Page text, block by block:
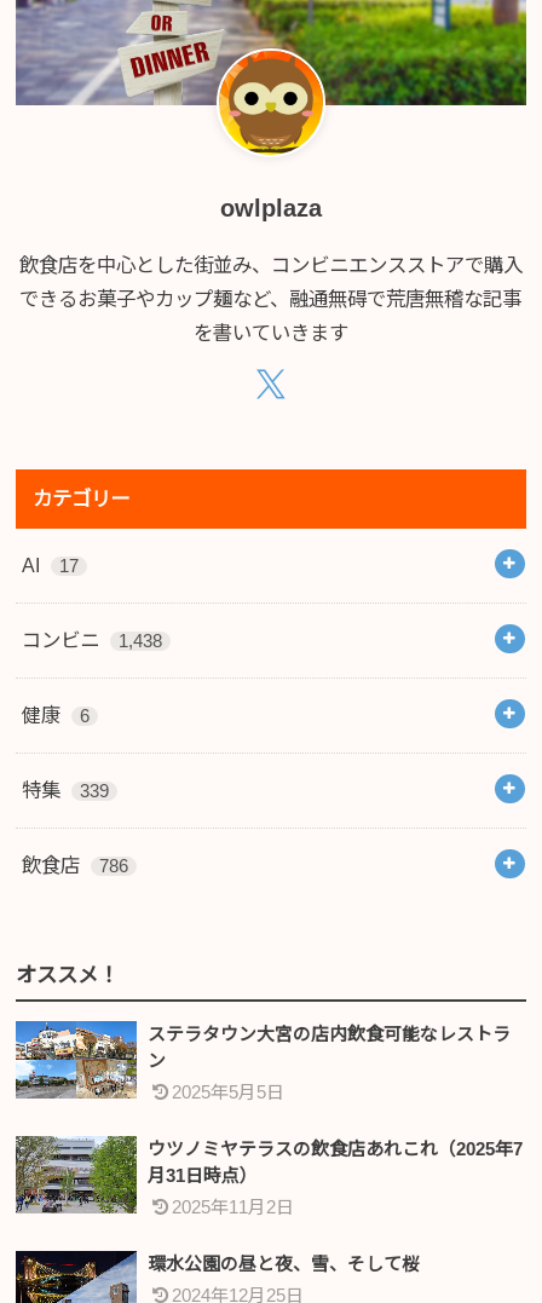
owlplaza
飲食店を中心とした街並み、コンビニエンスストアで購入
できるお菓子やカップ麺など、融通無碍で荒唐無稽な記事
を書いていきます
カテゴリー
AI 17
コンビニ 1,438
健康 6
特集 339
飲食店 786
オススメ！
ステラタウン大宮の店内飲食可能なレストラ
ン
2025年5月5日
ウツノミヤテラスの飲食店あれこれ（2025年7
月31日時点）
2025年11月2日
環水公園の昼と夜、雪、そして桜
2024年12月25日